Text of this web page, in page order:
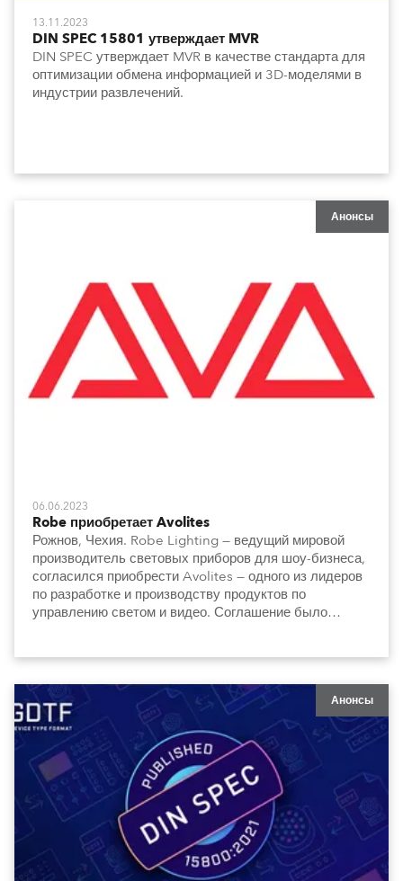
13.11.2023
DIN SPEC 15801 утверждает MVR
DIN SPEC утверждает MVR в качестве стандарта для
оптимизации обмена информацией и 3D-моделями в
индустрии развлечений.
Анонсы
06.06.2023
Robe приобретает Avolites
Рожнов, Чехия. Robe Lighting — ведущий мировой
производитель световых приборов для шоу-бизнеса,
согласился приобрести Avolites — одного из лидеров
по разработке и производству продуктов по
управлению светом и видео. Соглашение было
Анонсы